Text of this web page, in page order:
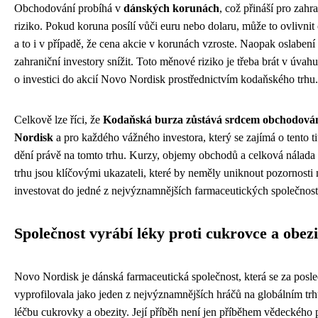
Obchodování probíhá v dánských korunách, což přináší pro
riziko. Pokud koruna posílí vůči euru nebo dolaru, může to
a to i v případě, že cena akcie v korunách vzroste. Naopak
zahraniční investory snížit. Toto měnové riziko je třeba brát v
o investici do akcií Novo Nordisk prostřednictvím kodaňského trhu.
Celkově lze říci, že Kodaňská burza zůstává srdcem
Nordisk a pro každého vážného investora, který se zajímá o tento
dění právě na tomto trhu. Kurzy, objemy obchodů a celková
trhu jsou klíčovými ukazateli, které by neměly uniknout pozornosti
investovat do jedné z nejvýznamnějších farmaceutických
Společnost vyrábí léky proti cukrovce a
Novo Nordisk je dánská farmaceutická společnost, která se za
vyprofilovala jako jeden z nejvýznamnějších hráčů na globálním
léčbu cukrovky a obezity. Její příběh není jen příběhem vědeckého